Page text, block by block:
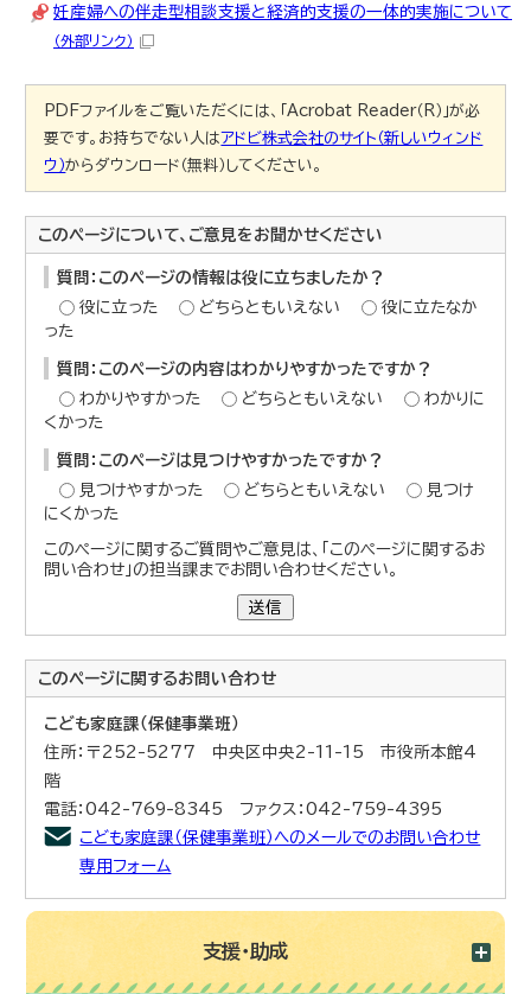
妊産婦への伴走型相談支援と経済的支援の一体的実施について
（外部リンク）
PDFファイルをご覧いただくには、「Acrobat Reader（R）」が必
要です。お持ちでない人はアドビ株式会社のサイト（新しいウィンド
ウ）からダウンロード（無料）してください。
このページについて、ご意見をお聞かせください
質問：このページの情報は役に立ちましたか？
役に立った
どちらともいえない
役に立たなか
った
質問：このページの内容はわかりやすかったですか？
わかりやすかった
どちらともいえない
わかりに
くかった
質問：このページは見つけやすかったですか？
見つけやすかった
どちらともいえない
見つけ
にくかった
このページに関するご質問やご意見は、「このページに関するお
問い合わせ」の担当課までお問い合わせください。
送信
このページに関するお問い合わせ
こども家庭課（保健事業班）
住所：〒252-5277 中央区中央2-11-15 市役所本館4
階
電話：042-769-8345 ファクス：042-759-4395
こども家庭課（保健事業班）へのメールでのお問い合わせ
専用フォーム
支援・助成